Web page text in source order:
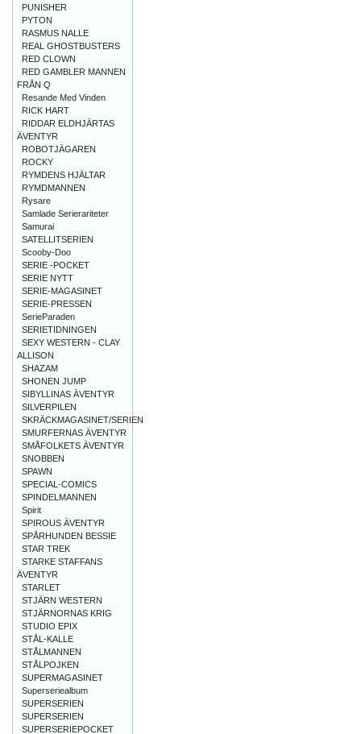
PUNISHER
PYTON
RASMUS NALLE
REAL GHOSTBUSTERS
RED CLOWN
RED GAMBLER MANNEN
FRÅN Q
Resande Med Vinden
RICK HART
RIDDAR ELDHJÄRTAS
ÄVENTYR
ROBOTJÄGAREN
ROCKY
RYMDENS HJÄLTAR
RYMDMANNEN
Rysare
Samlade Serierariteter
Samurai
SATELLITSERIEN
Scooby-Doo
SERIE -POCKET
SERIE NYTT
SERIE-MAGASINET
SERIE-PRESSEN
SerieParaden
SERIETIDNINGEN
SEXY WESTERN - CLAY
ALLISON
SHAZAM
SHONEN JUMP
SIBYLLINAS ÄVENTYR
SILVERPILEN
SKRÄCKMAGASINET/SERIEN
SMURFERNAS ÄVENTYR
SMÅFOLKETS ÄVENTYR
SNOBBEN
SPAWN
SPECIAL-COMICS
SPINDELMANNEN
Spirit
SPIROUS ÄVENTYR
SPÅRHUNDEN BESSIE
STAR TREK
STARKE STAFFANS
ÄVENTYR
STARLET
STJÄRN WESTERN
STJÄRNORNAS KRIG
STUDIO EPIX
STÅL-KALLE
STÅLMANNEN
STÅLPOJKEN
SUPERMAGASINET
Superseriealbum
SUPERSERIEN
SUPERSERIEN
SUPERSERIEPOCKET